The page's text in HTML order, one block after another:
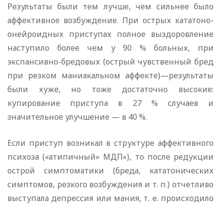
Результаты были тем лучше, чем сильнее было
аффективное возбуждение. При острых кататоно-
онейроидных приступах полное выздоровление
наступило более чем у 90 % больных, при
экспансивно-бредовых (острый чувственный бред
при резком маниакальном аффекте)—результаты
были хуже, но тоже достаточно высокие:
купирование приступа в 27 % случаев и
значительное улучшение — в 40 %.
Если приступ возникал в структуре аффективного
психоза («атипичный» МДП»), то после редукции
острой симптоматики (бреда, кататонических
симптомов, резкого возбуждения и т. п.) отчетливо
выступала депрессия или мания, т. е. происходило